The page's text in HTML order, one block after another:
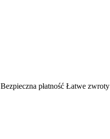
Bezpieczna płatność Łatwe zwroty